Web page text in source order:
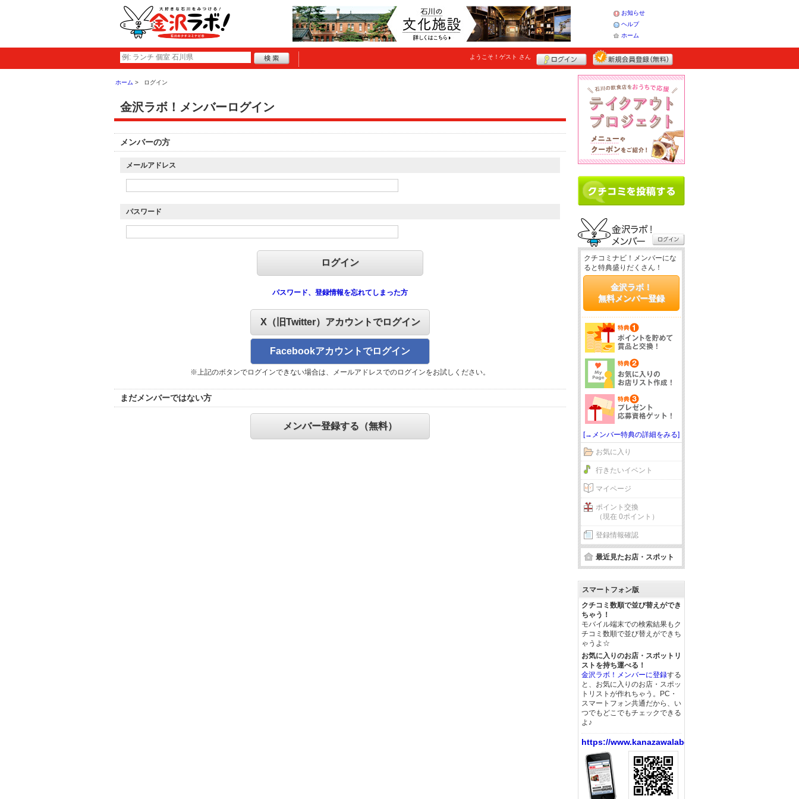
お知らせ
ヘルプ
ホーム
ようこそ！ ゲスト さん
ホーム ログイン
金沢ラボ！メンバーログイン
メンバーの方
メールアドレス
パスワード
パスワード、登録情報を忘れてしまった方
X（旧Twitter）アカウントでログイン
Facebookアカウントでログイン
※上記のボタンでログインできない場合は、メールアドレスでのログインをお試しください。
まだメンバーではない方
メンバー登録する（無料）
クチコミナビ！メンバーにな
ると特典盛りだくさん！
金沢ラボ！
無料メンバー登録
[→メンバー特典の詳細をみる]
お気に入り
行きたいイベント
マイページ
ポイント交換
（現在 0ポイント）
登録情報確認
最近見たお店・スポット
スマートフォン版
クチコミ数順で並び替えができ
ちゃう！
モバイル端末での検索結果もク
チコミ数順で並び替えができち
ゃうよ☆
お気に入りのお店・スポットリ
ストを持ち運べる！
金沢ラボ！メンバーに登録する
と、お気に入りのお店・スポッ
トリストが作れちゃう。PC・
スマートフォン共通だから、い
つでもどこでもチェックできる
よ♪
https://www.kanazawalabo.net/